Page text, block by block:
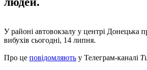
У районі автовокзалу у центрі Донецька
вибухів сьогодні, 14 липня.
Про це повідомляють у Телеграм-каналі